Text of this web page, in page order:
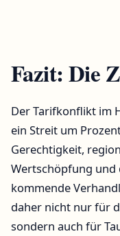
Fazit: Die
Der Tarifkonflikt im
ein Streit um
Gerechtigkeit,
Wertschöpfung und
kommende
daher nicht nur für
sondern auch für